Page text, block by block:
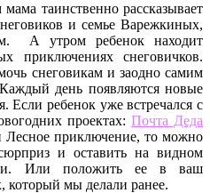
таинственно рассказывает
и семье Варежкиных,
А утром ребенок находит
приключениях снеговичков.
снеговикам и заодно самим
день появляются новые
Если ребенок уже встречался с
проектах: Почта Деда
Лесное приключение, то можно
и оставить на видном
Или положить ее в ваш
мы делали ранее.